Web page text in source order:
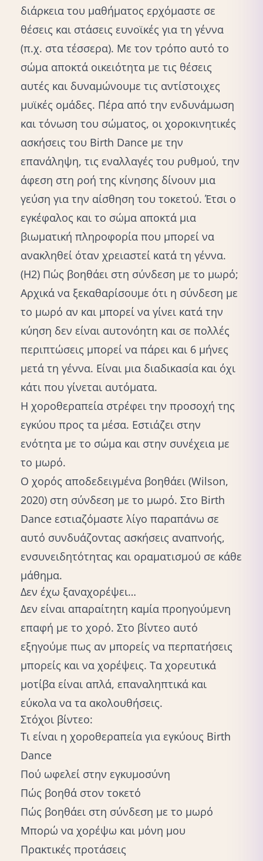
διάρκεια του μαθήματος ερχόμαστε σε
θέσεις και στάσεις ευνοϊκές για τη γέννα
(π.χ. στα τέσσερα). Με τον τρόπο αυτό το
σώμα αποκτά οικειότητα με τις θέσεις
αυτές και δυναμώνουμε τις αντίστοιχες
μυϊκές ομάδες. Πέρα από την ενδυνάμωση
και τόνωση του σώματος, οι χοροκινητικές
ασκήσεις του Birth Dance με την
επανάληψη, τις εναλλαγές του ρυθμού, την
άφεση στη ροή της κίνησης δίνουν μια
γεύση για την αίσθηση του τοκετού. Έτσι ο
εγκέφαλος και το σώμα αποκτά μια
βιωματική πληροφορία που μπορεί να
ανακληθεί όταν χρειαστεί κατά τη γέννα.
(Η2) Πώς βοηθάει στη σύνδεση με το μωρό;
Αρχικά να ξεκαθαρίσουμε ότι η σύνδεση με
το μωρό αν και μπορεί να γίνει κατά την
κύηση δεν είναι αυτονόητη και σε πολλές
περιπτώσεις μπορεί να πάρει και 6 μήνες
μετά τη γέννα. Είναι μια διαδικασία και όχι
κάτι που γίνεται αυτόματα.
Η χοροθεραπεία στρέφει την προσοχή της
εγκύου προς τα μέσα. Εστιάζει στην
ενότητα με το σώμα και στην συνέχεια με
το μωρό.
Ο χορός αποδεδειγμένα βοηθάει (Wilson,
2020) στη σύνδεση με το μωρό. Στο Birth
Dance εστιαζόμαστε λίγο παραπάνω σε
αυτό συνδυάζοντας ασκήσεις αναπνοής,
ενσυνειδητότητας και οραματισμού σε κάθε
μάθημα.
Δεν έχω ξαναχορέψει…
Δεν είναι απαραίτητη καμία προηγούμενη
επαφή με το χορό. Στο βίντεο αυτό
εξηγούμε πως αν μπορείς να περπατήσεις
μπορείς και να χορέψεις. Τα χορευτικά
μοτίβα είναι απλά, επαναληπτικά και
εύκολα να τα ακολουθήσεις.
Στόχοι βίντεο:
Τι είναι η χοροθεραπεία για εγκύους Birth
Dance
Πού ωφελεί στην εγκυμοσύνη
Πώς βοηθά στον τοκετό
Πώς βοηθάει στη σύνδεση με το μωρό
Μπορώ να χορέψω και μόνη μου
Πρακτικές προτάσεις